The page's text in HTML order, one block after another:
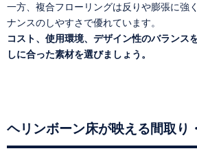
一方、複合フローリングは反りや膨張に強
ナンスのしやすさで優れています。
コスト、使用環境、デザイン性のバランス
しに合った素材を選びましょう。
ヘリンボーン床が映える間取り